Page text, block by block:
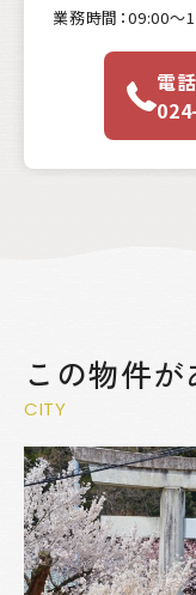
業務時間：09:00
電話
この物件
CITY